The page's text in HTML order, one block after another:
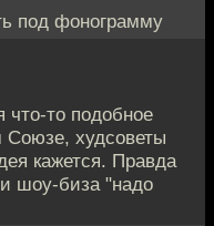
под фонограмму
то подобное
Союзе, худсоветы
кажется. Правда
шоу-биза "надо